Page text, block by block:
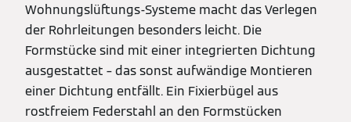
Wohnungslüftungs-Systeme macht das Verlegen
der Rohrleitungen besonders leicht. Die
Formstücke sind mit einer integrierten Dichtung
ausgestattet – das sonst aufwändige Montieren
einer Dichtung entfällt. Ein Fixierbügel aus
rostfreiem Federstahl an den Formstücken